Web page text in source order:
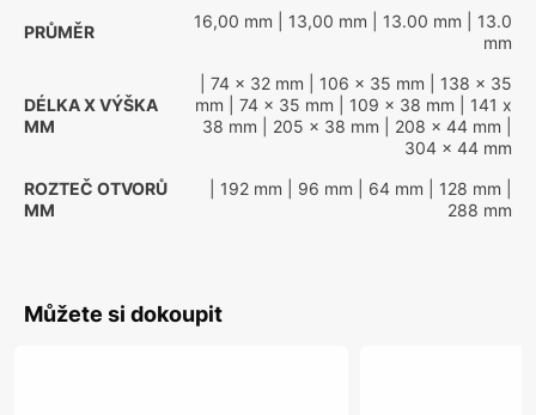
PRŮMĚR
16,00 mm | 13,00 mm | 13.00 mm | 13.0
mm
DÉLKA X VÝŠKA
MM
| 74 x 32 mm | 106 x 35 mm | 138 x 35
mm | 74 x 35 mm | 109 x 38 mm | 141 x
38 mm | 205 x 38 mm | 208 x 44 mm
304 x 44 mm
ROZTEČ OTVORŮ
MM
| 192 mm | 96 mm | 64 mm | 128 mm
288 mm
Můžete si dokoupit